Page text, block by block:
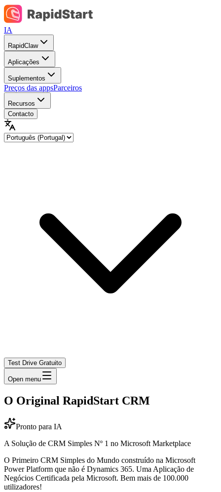
IA
RapidClaw
Aplicações
Suplementos
Preços das appsParceiros
Recursos
Contacto
Test Drive Gratuito
Open menu
O Original RapidStart CRM
Pronto para IA
A Solução de CRM Simples Nº 1 no Microsoft Marketplace
O Primeiro CRM Simples do Mundo construído na Microsoft
Power Platform que não é Dynamics 365. Uma Aplicação de
Negócios Certificada pela Microsoft. Bem mais de 100.000
utilizadores!